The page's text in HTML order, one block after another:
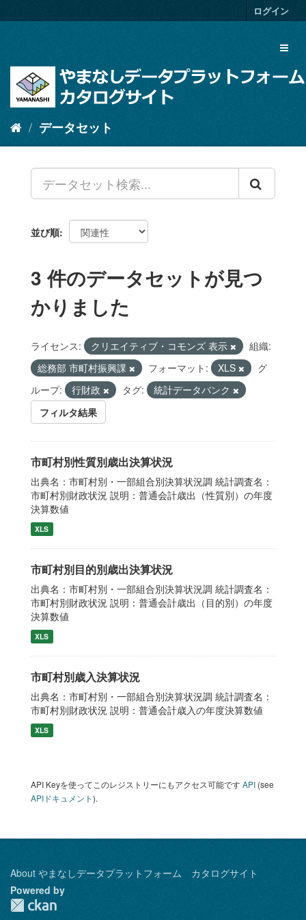
キ
ログイン
データセット
並び順
3 件のデータセットが見つ
かりました
ライセンス: クリエイティブ・コモンズ 表示
組織:
総務部 市町村振興課
フォーマット: XLS
グ
ループ:
行財政 タグ:
統計データバンク
フィルタ結果
市町村別性質別歳出決算状況
出典名：市町村別・一部組合別決算状況調 統計調査名：
市町村別財政状況 説明：普通会計歳出（性質別）の年度
決算数値
XLS
市町村別目的別歳出決算状況
出典名：市町村別・一部組合別決算状況調 統計調査名：
市町村別財政状況 説明：普通会計歳出（目的別）の年度
決算数値
XLS
市町村別歳入決算状況
出典名：市町村別・一部組合別決算状況調 統計調査名：
市町村別財政状況 説明：普通会計歳入の年度決算数値
XLS
API Keyを使ってこのレジストリーにもアクセス可能ですAPI (see
APIドキュメント).
About やまなしデータプラットフォーム カタログサイト
Powered by